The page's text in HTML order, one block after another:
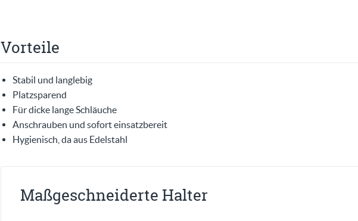
Vorteile
Stabil und langlebig
Platzsparend
Für dicke lange Schläuche
Anschrauben und sofort einsatzbereit
Hygienisch, da aus Edelstahl
Maßgeschneiderte Halter